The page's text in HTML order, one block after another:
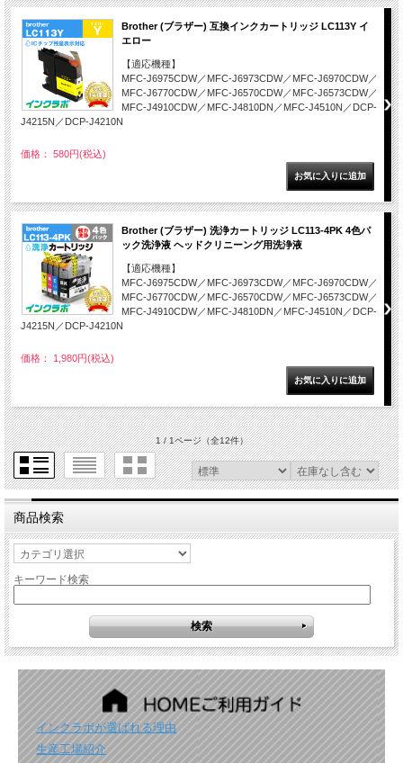
Brother (ブラザー) 互換インクカートリッジ LC113Y イ
エロー
【適応機種】
MFC-J6975CDW／MFC-J6973CDW／MFC-J6970CDW／
MFC-J6770CDW／MFC-J6570CDW／MFC-J6573CDW／
MFC-J4910CDW／MFC-J4810DN／MFC-J4510N／DCP-
J4215N／DCP-J4210N
価格： 580円(税込)
Brother (ブラザー) 洗浄カートリッジ LC113-4PK 4色パ
ック洗浄液 ヘッドクリニーング用洗浄液
【適応機種】
MFC-J6975CDW／MFC-J6973CDW／MFC-J6970CDW／
MFC-J6770CDW／MFC-J6570CDW／MFC-J6573CDW／
MFC-J4910CDW／MFC-J4810DN／MFC-J4510N／DCP-
J4215N／DCP-J4210N
価格： 1,980円(税込)
1 / 1ページ（全12件）
商品検索
キーワード検索
インクラボが選ばれる理由
生産工場紹介